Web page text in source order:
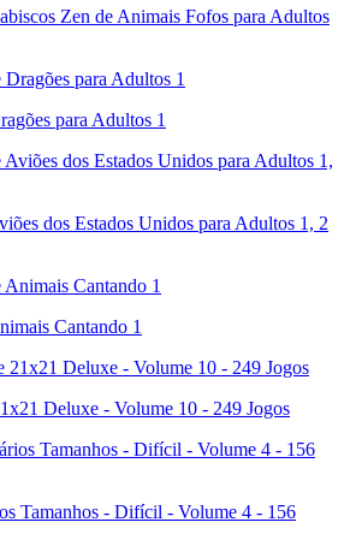
Zen de Animais Fofos para Adultos
para Adultos 1
dos Estados Unidos para Adultos 1, 2
Cantando 1
Deluxe - Volume 10 - 249 Jogos
Tamanhos - Difícil - Volume 4 - 156